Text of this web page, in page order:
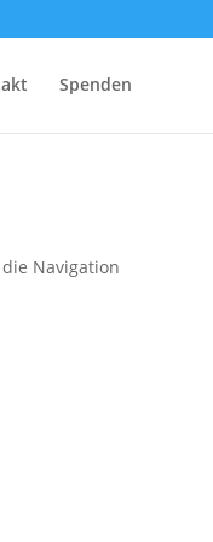
Spenden
Navigation